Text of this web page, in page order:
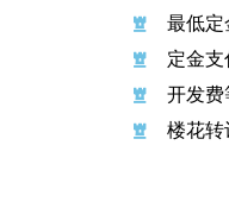
最低定
定金
开发费
楼花转